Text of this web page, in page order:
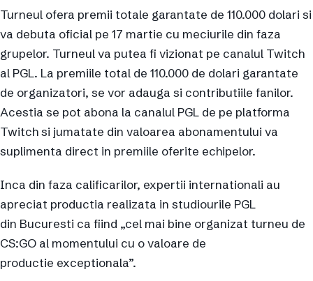
Turneul ofera premii totale garantate de 110.000 dolari si
va debuta oficial pe 17 martie cu meciurile din faza
grupelor. Turneul va putea fi vizionat pe canalul Twitch
al PGL. La premiile total de 110.000 de dolari garantate
de organizatori, se vor adauga si contributiile fanilor.
Acestia se pot abona la canalul PGL de pe platforma
Twitch si jumatate din valoarea abonamentului va
suplimenta direct in premiile oferite echipelor.
Inca din faza calificarilor, expertii internationali au
apreciat productia realizata in studiourile PGL
din Bucuresti ca fiind „cel mai bine organizat turneu de
CS:GO al momentului cu o valoare de
productie exceptionala”.